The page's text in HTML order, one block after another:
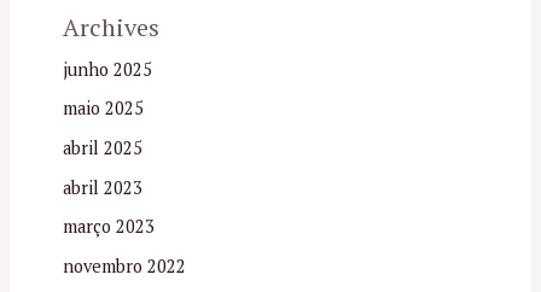
Archives
junho 2025
maio 2025
abril 2025
abril 2023
março 2023
novembro 2022